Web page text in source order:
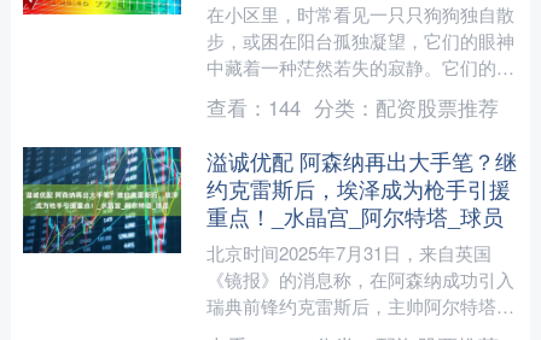
在小区里，时常看见一只只狗狗独自散
步，或困在阳台孤独凝望，它们的眼神
中藏着一种茫然若失的寂静。它们的主
人或许以为，丰盛食物、精致玩具、舒
适小窝便是爱的全部表达。....
查看： 144 分类： 配资股票推荐
溢诚优配 阿森纳再出大手笔？继
约克雷斯后，埃泽成为枪手引援
重点！_水晶宫_阿尔特塔_球员
北京时间2025年7月31日，来自英国
《镜报》的消息称，在阿森纳成功引入
瑞典前锋约克雷斯后，主帅阿尔特塔的
目光已转向另一位英超本土球员——水